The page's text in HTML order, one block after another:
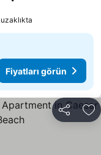
Fiyatları görün
Paylaş